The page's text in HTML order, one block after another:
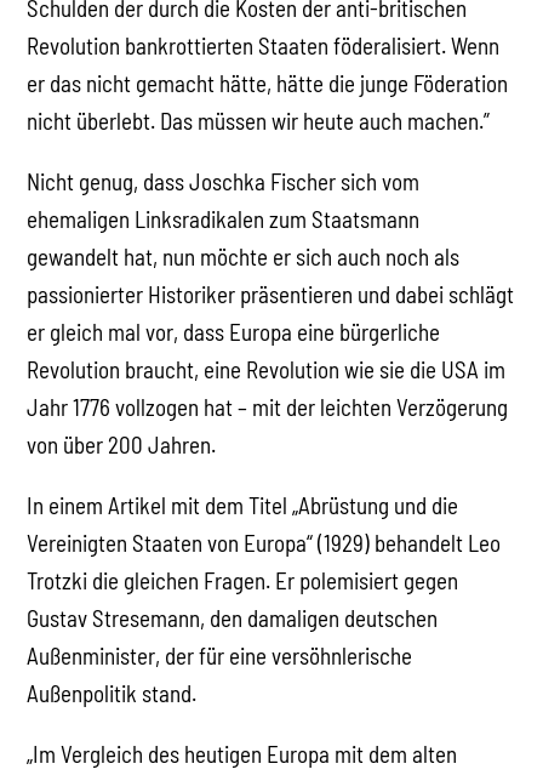
Schulden der durch die Kosten der anti-britischen
Revolution bankrottierten Staaten föderalisiert. Wenn
er das nicht gemacht hätte, hätte die junge Föderation
nicht überlebt. Das müssen wir heute auch machen.”
Nicht genug, dass Joschka Fischer sich vom
ehemaligen Linksradikalen zum Staatsmann
gewandelt hat, nun möchte er sich auch noch als
passionierter Historiker präsentieren und dabei schlägt
er gleich mal vor, dass Europa eine bürgerliche
Revolution braucht, eine Revolution wie sie die USA im
Jahr 1776 vollzogen hat – mit der leichten Verzögerung
von über 200 Jahren.
In einem Artikel mit dem Titel „Abrüstung und die
Vereinigten Staaten von Europa“ (1929) behandelt Leo
Trotzki die gleichen Fragen. Er polemisiert gegen
Gustav Stresemann, den damaligen deutschen
Außenminister, der für eine versöhnlerische
Außenpolitik stand.
„Im Vergleich des heutigen Europa mit dem alten